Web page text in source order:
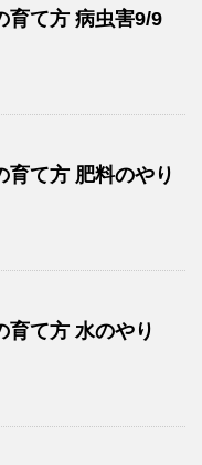
育て方 病虫害9/9
育て方 肥料のやり
育て方 水のやり